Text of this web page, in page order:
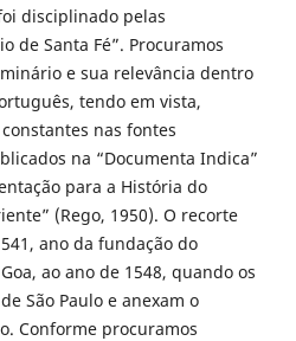
disciplinado pelas
de Santa Fé”. Procuramos
e sua relevância dentro
tendo em vista,
nas fontes
na “Documenta Indica”
para a História do
(Rego, 1950). O recorte
ano da fundação do
ao ano de 1548, quando os
São Paulo e anexam o
Conforme procuramos